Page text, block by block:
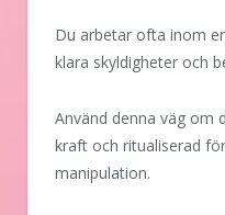
Du arbetar ofta inom
klara skyldigheter och
Använd denna väg om
kraft och ritualiserad
manipulation.